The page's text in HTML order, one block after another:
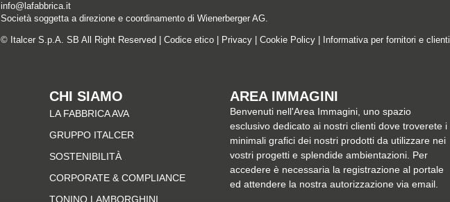
info@lafabbrica.it
Società soggetta a direzione e coordinamento di Wienerberger AG.
© Italcer S.p.A. SB All Right Reserved | Codice etico| Privacy| Cookie Policy| Informativa per fornitori e clienti
CHI SIAMO
LA FABBRICA AVA
GRUPPO ITALCER
SOSTENIBILITÀ
CORPORATE & COMPLIANCE
TONINO LAMBORGHINI
AREA IMMAGINI
Benvenuti nell'Area Immagini, uno spazio
esclusivo dedicato ai nostri clienti dove troverete i
minimali grafici dei nostri prodotti da utilizzare nei
vostri progetti e splendide ambientazioni. Per
accedere è necessaria la registrazione al portale
ed attendere la nostra autorizzazione via email.